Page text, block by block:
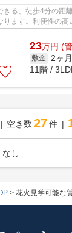
きる、徒歩4分の距
ます。利便性の高
ちらの物件には...
23万円 (
敷金 2ヶ月
11階 /
空き数 27 件
なし
> 花火見学可能な